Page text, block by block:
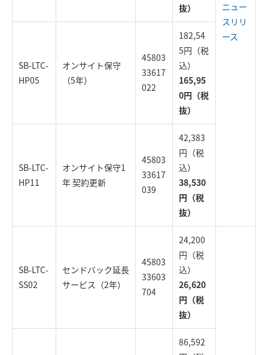
ニュー
スリリ
ース
抜）
SB-LTC-
HP05
オンサイト保守
（5年）
45803
33617
022
182,54
5円（税
込）
165,95
0円（税
抜）
SB-LTC-
HP11
オンサイト保守1
年 契約更新
45803
33617
039
42,383
円（税
込）
38,530
円（税
抜）
SB-LTC-
SS02
センドバック延長
サービス（2年）
45803
33603
704
24,200
円（税
込）
26,620
円（税
抜）
86,592